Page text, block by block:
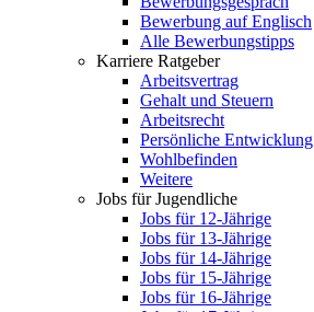
Bewerbung auf Englisch
Alle Bewerbungstipps
Karriere Ratgeber
Arbeitsvertrag
Gehalt und Steuern
Arbeitsrecht
Persönliche Entwicklung
Wohlbefinden
Weitere
Jobs für Jugendliche
Jobs für 12-Jährige
Jobs für 13-Jährige
Jobs für 14-Jährige
Jobs für 15-Jährige
Jobs für 16-Jährige